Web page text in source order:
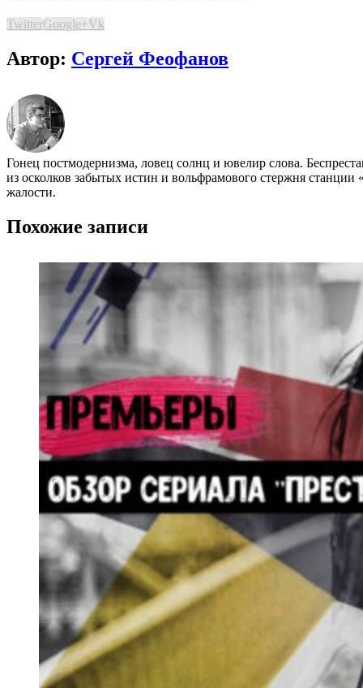
TwitterGoogle+Vk
Автор: Сергей Феофанов
Гонец постмодернизма, ловец солнц и ювелир слова.
из осколков забытых истин и вольфрамового стержня
жалости.
Похожие записи